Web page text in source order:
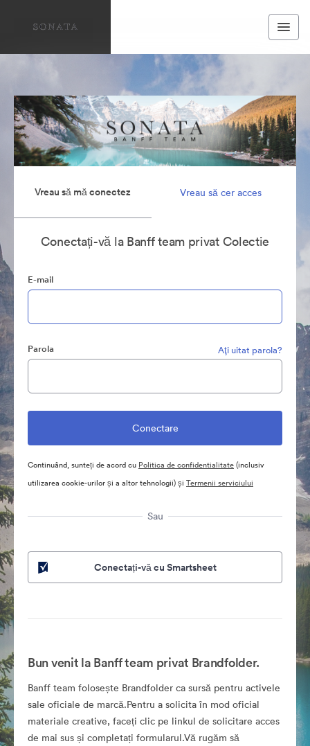
Vreau să mă conectez Vreau să cer acces
Conectați-vă la Banff team privat Colectie
E-mail
Parola Aţi uitat parola?
Continuând, sunteți de acord cu Politica de confidentialitate(inclusiv
utilizarea cookie-urilor și a altor tehnologii) și Termenii serviciului
Sau
Conectați-vă cu Smartsheet
Bun venit la Banff team privat Brandfolder.
Banff team folosește Brandfolder ca sursă pentru activele
sale oficiale de marcă.Pentru a solicita în mod oficial
materiale creative, faceți clic pe linkul de solicitare acces
de mai sus și completați formularul.Vă rugăm să